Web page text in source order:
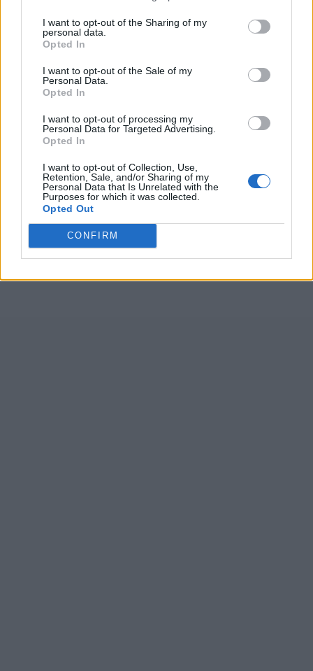
I want to opt-out of the Sharing of my
personal data.
Opted In
I want to opt-out of the Sale of my
Personal Data.
Opted In
I want to opt-out of processing my
Personal Data for Targeted Advertising.
Opted In
I want to opt-out of Collection, Use,
Retention, Sale, and/or Sharing of my
Personal Data that Is Unrelated with the
Purposes for which it was collected.
Opted Out
CONFIRM